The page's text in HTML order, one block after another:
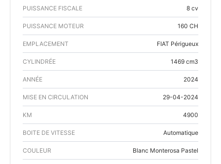
PUISSANCE FISCALE 8 cv
PUISSANCE MOTEUR 160 CH
EMPLACEMENT FIAT Périgueux
CYLINDRÉE 1469 cm3
ANNÉE 2024
MISE EN CIRCULATION 29-04-2024
KM 4900
BOITE DE VITESSE Automatique
COULEUR Blanc Monterosa Pastel